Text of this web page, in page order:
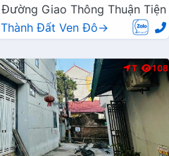
Đường Giao Thông Thuận Tiện
Thành Đất Ven Đô→
T 108